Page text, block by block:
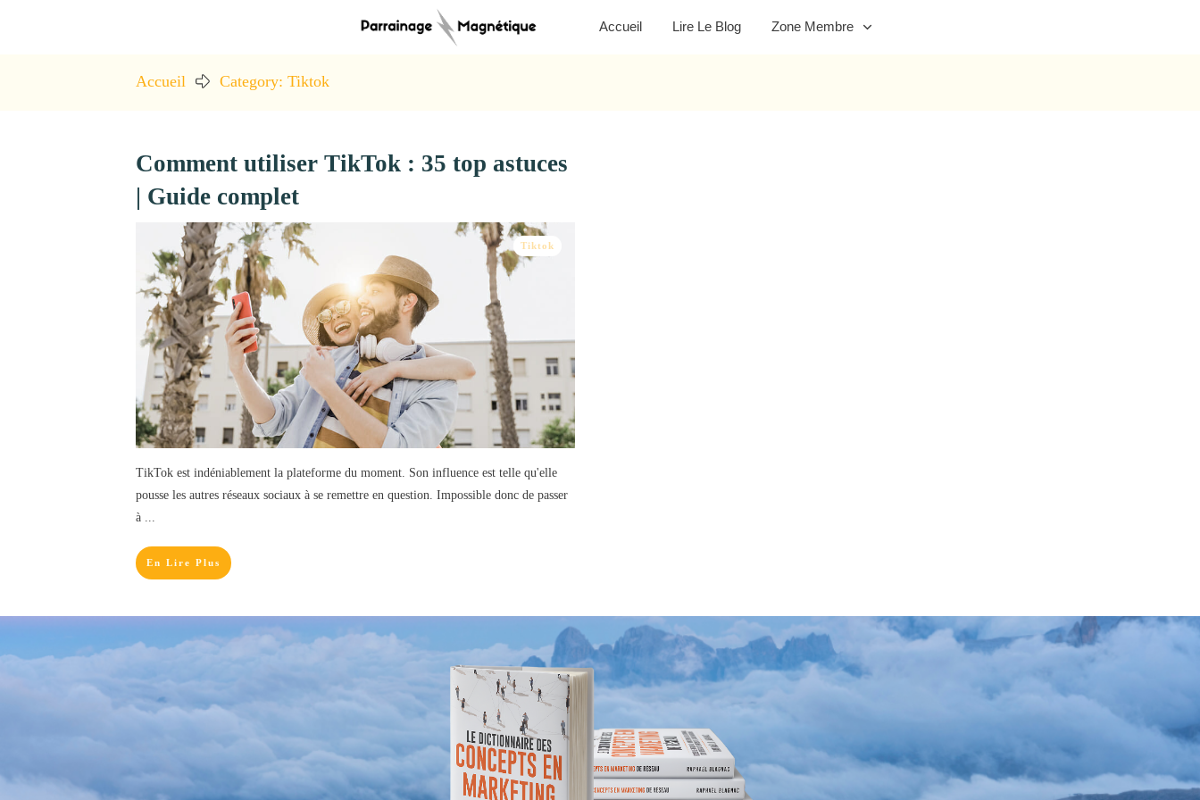
Accueil Lire Le Blog Zone Membre
Accueil Category: Tiktok
Comment utiliser TikTok : 35 top astuces
| Guide complet
Tiktok
TikTok est indéniablement la plateforme du moment. Son influence est telle qu'elle
pousse les autres réseaux sociaux à se remettre en question. Impossible donc de passer
à ...
En Lire Plus